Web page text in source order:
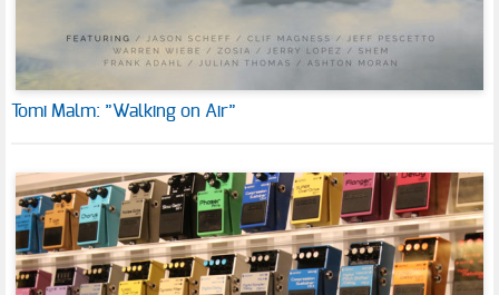
Tomi Malm: ”Walking on Air”